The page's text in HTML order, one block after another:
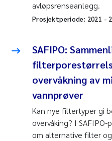
avløpsrenseanlegg.
Prosjektperiode: 2021 -
SAFIPO:
overvåkning av
vannprøver
Kan nye filtertyper gi
overvåking? I
om alternative filter